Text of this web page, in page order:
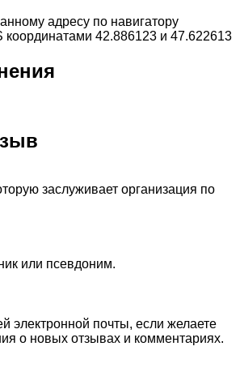
адресу по навигатору
координатами 42.886123 и 47.622613
заслуживает организация по
или псевдоним.
электронной почты, если желаете
о новых отзывах и комментариях.